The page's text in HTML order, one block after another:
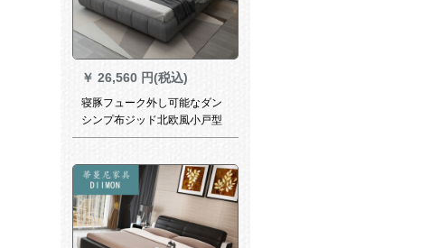
￥ 26,560 円(税込)
寝豚フューク外し可能なダン
シンプ布ジッド北欧風小戸型
寝室布ベベルダウダウダ純木